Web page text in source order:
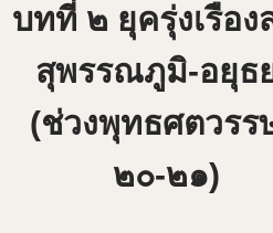
บทที่ ๒ ยุครุ่งเรือง
สุพรรณภูมิ-อยุธ
(ช่วงพุทธศตวรร
๒๐-๒๑)